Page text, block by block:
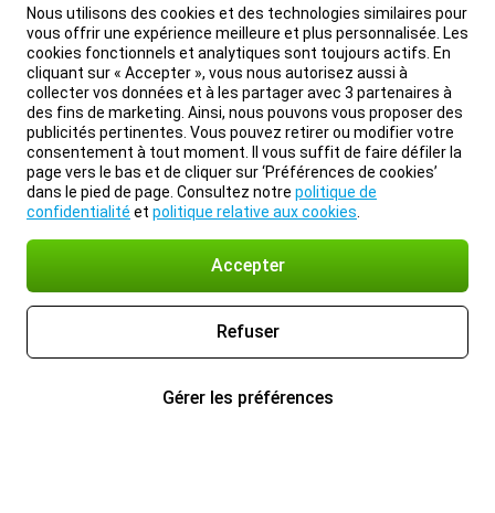
Nous utilisons des cookies et des technologies similaires pour
vous offrir une expérience meilleure et plus personnalisée. Les
cookies fonctionnels et analytiques sont toujours actifs. En
cliquant sur « Accepter », vous nous autorisez aussi à
collecter vos données et à les partager avec 3 partenaires à
des fins de marketing. Ainsi, nous pouvons vous proposer des
publicités pertinentes. Vous pouvez retirer ou modifier votre
consentement à tout moment. Il vous suffit de faire défiler la
page vers le bas et de cliquer sur ‘Préférences de cookies’
dans le pied de page. Consultez notre politique de
confidentialité et politique relative aux cookies
Accepter
Refuser
Gérer les préférences